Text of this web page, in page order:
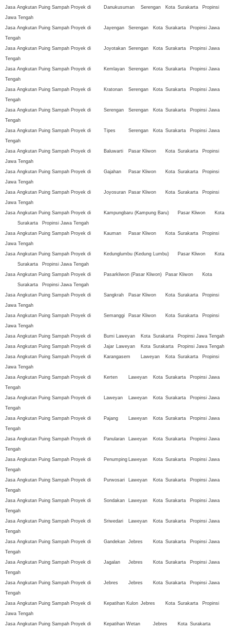
Jasa Angkutan Puing Sampah Proyek di Danukusuman Serengan Kota Surakarta
Propinsi
Jawa Tengah
Jasa Angkutan Puing Sampah Proyek di
Jayengan Serengan Kota Surakarta
Propinsi Jawa
Tengah
Jasa Angkutan Puing Sampah Proyek di
Joyotakan Serengan Kota Surakarta
Propinsi Jawa
Tengah
Jasa Angkutan Puing Sampah Proyek di
Kemlayan Serengan Kota Surakarta
Propinsi Jawa
Tengah
Jasa Angkutan Puing Sampah Proyek di
Kratonan Serengan Kota Surakarta
Propinsi Jawa
Tengah
Jasa Angkutan Puing Sampah Proyek di
Serengan Serengan Kota Surakarta
Propinsi Jawa
Tengah
Jasa Angkutan Puing Sampah Proyek di
Tipes Serengan Kota Surakarta
Propinsi Jawa
Tengah
Jasa Angkutan Puing Sampah Proyek di
Baluwarti Pasar Kliwon Kota Surakarta
Propinsi
Jawa Tengah
Jasa Angkutan Puing Sampah Proyek di
Gajahan Pasar Kliwon Kota Surakarta
Propinsi
Jawa Tengah
Jasa Angkutan Puing Sampah Proyek di
Joyosuran Pasar Kliwon Kota Surakarta
Propinsi
Jawa Tengah
Jasa Angkutan Puing Sampah Proyek di
Kampungbaru (Kampung Baru) Pasar Kliwon
Kota
Surakarta
Propinsi Jawa Tengah
Jasa Angkutan Puing Sampah Proyek di
Kauman Pasar Kliwon Kota Surakarta
Propinsi
Jawa Tengah
Jasa Angkutan Puing Sampah Proyek di
Kedunglumbu (Kedung Lumbu) Pasar Kliwon
Kota
Surakarta
Propinsi Jawa Tengah
Jasa Angkutan Puing Sampah Proyek di
Pasarkliwon (Pasar Kliwon) Pasar Kliwon
Kota
Surakarta
Propinsi Jawa Tengah
Jasa Angkutan Puing Sampah Proyek di
Sangkrah Pasar Kliwon Kota Surakarta
Propinsi
Jawa Tengah
Jasa Angkutan Puing Sampah Proyek di
Semanggi Pasar Kliwon Kota Surakarta
Propinsi
Jawa Tengah
Jasa Angkutan Puing Sampah Proyek di
Bumi Laweyan Kota Surakarta
Propinsi Jawa Tengah
Jasa Angkutan Puing Sampah Proyek di
Jajar Laweyan Kota Surakarta
Propinsi Jawa Tengah
Jasa Angkutan Puing Sampah Proyek di
Karangasem Laweyan Kota Surakarta
Propinsi
Jawa Tengah
Jasa Angkutan Puing Sampah Proyek di
Kerten Laweyan Kota Surakarta
Propinsi Jawa
Tengah
Jasa Angkutan Puing Sampah Proyek di
Laweyan Laweyan Kota Surakarta
Propinsi Jawa
Tengah
Jasa Angkutan Puing Sampah Proyek di
Pajang Laweyan Kota Surakarta
Propinsi Jawa
Tengah
Jasa Angkutan Puing Sampah Proyek di
Panularan Laweyan Kota Surakarta
Propinsi Jawa
Tengah
Jasa Angkutan Puing Sampah Proyek di
Penumping Laweyan Kota Surakarta
Propinsi Jawa
Tengah
Jasa Angkutan Puing Sampah Proyek di
Purwosari Laweyan Kota Surakarta
Propinsi Jawa
Tengah
Jasa Angkutan Puing Sampah Proyek di
Sondakan Laweyan Kota Surakarta
Propinsi Jawa
Tengah
Jasa Angkutan Puing Sampah Proyek di
Sriwedari Laweyan Kota Surakarta
Propinsi Jawa
Tengah
Jasa Angkutan Puing Sampah Proyek di
Gandekan Jebres Kota Surakarta
Propinsi Jawa
Tengah
Jasa Angkutan Puing Sampah Proyek di
Jagalan Jebres Kota Surakarta
Propinsi Jawa
Tengah
Jasa Angkutan Puing Sampah Proyek di
Jebres Jebres Kota Surakarta
Propinsi Jawa
Tengah
Jasa Angkutan Puing Sampah Proyek di
Kepatihan Kulon Jebres Kota Surakarta
Propinsi
Jawa Tengah
Jasa Angkutan Puing Sampah Proyek di
Kepatihan Wetan Jebres Kota Surakarta